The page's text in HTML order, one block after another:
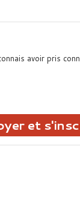
avoir pris
et